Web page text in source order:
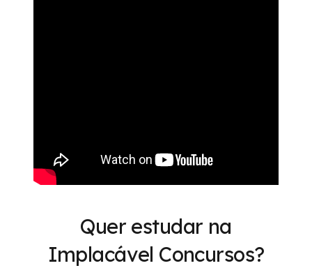
Quer estudar na
Implacável Concursos?